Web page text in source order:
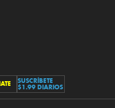
SUSCRÍBETE
$1.99 DIARIOS